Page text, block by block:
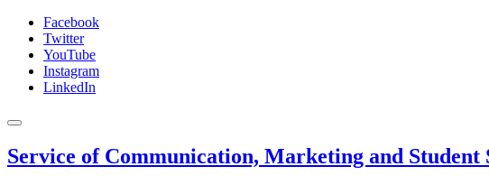
Facebook
Twitter
YouTube
Instagram
LinkedIn
Service of Communication, Marketing and Student